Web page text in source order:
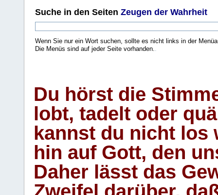
Suche in den Seiten Zeugen der Wahrheit
Wenn Sie nur ein Wort suchen, sollte es nicht links in der
Die Menüs sind auf jeder Seite vorhanden..
Du hörst die
lobt, tadelt oder
kannst du nicht los
hin auf Gott, den
Daher lässt das